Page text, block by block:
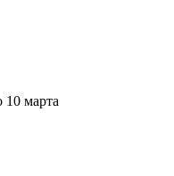
10 марта